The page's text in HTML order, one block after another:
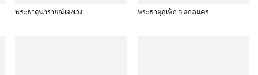
พระธาตุนารายณ์เจงเวง พระธาตุภูเพ็ก จ.สกลนคร